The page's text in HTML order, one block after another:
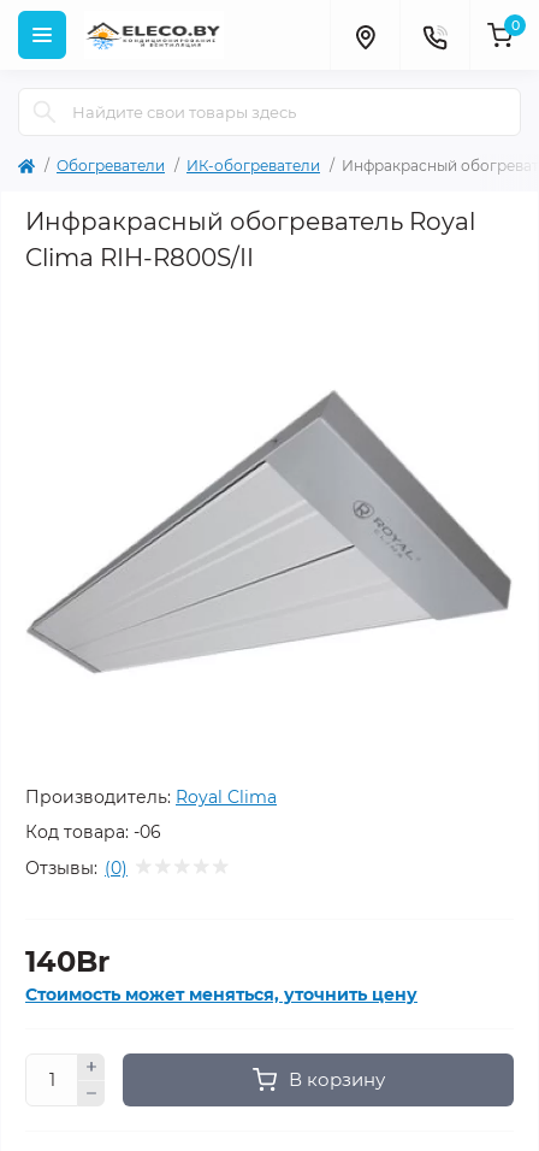
0
Обогреватели ИК-обогреватели Инфракрасный
Инфракрасный обогреватель Royal
Clima RIH-R800S/II
Производитель: Royal Clima
Код товара: -06
Отзывы: (0)
140Br
Стоимость может меняться, уточнить цену
В корзину